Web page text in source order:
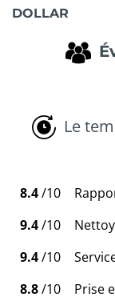
DOLLAR
Le
8.4/10
9.4/10
9.4/10
8.8/10
Prise